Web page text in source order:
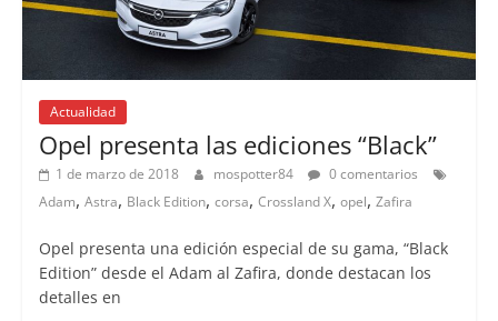
Actualidad
Opel presenta las ediciones “Black”
1 de marzo de 2018 mospotter84
0 comentarios
Adam, Astra, Black Edition, corsa, Crossland X, opel, Zafira
Opel presenta una edición especial de su gama, “Black
Edition” desde el Adam al Zafira, donde destacan los
detalles en